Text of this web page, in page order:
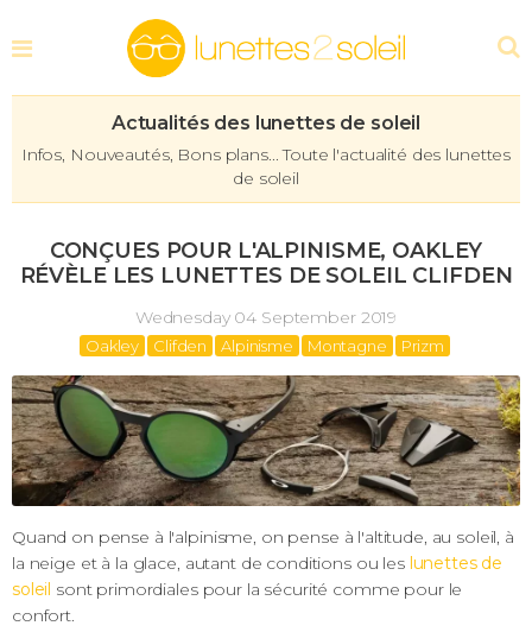
Actualités des lunettes de soleil
Infos, Nouveautés, Bons plans... Toute l'actualité des lunettes
de soleil
CONÇUES POUR L'ALPINISME, OAKLEY
RÉVÈLE LES LUNETTES DE SOLEIL CLIFDEN
Wednesday 04 September 2019
Oakley Clifden Alpinisme Montagne Prizm
Quand on pense à l'alpinisme, on pense à l'altitude, au soleil, à
la neige et à la glace, autant de conditions ou les lunettes de
soleil sont primordiales pour la sécurité comme pour le
confort.